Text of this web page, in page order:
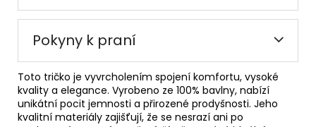
Pokyny k praní
Toto tričko je vyvrcholením spojení komfortu, vysoké
kvality a elegance. Vyrobeno ze 100% bavlny, nabízí
unikátní pocit jemnosti a přirozené prodyšnosti. Jeho
kvalitní materiály zajišťují, že se nesrazí ani po